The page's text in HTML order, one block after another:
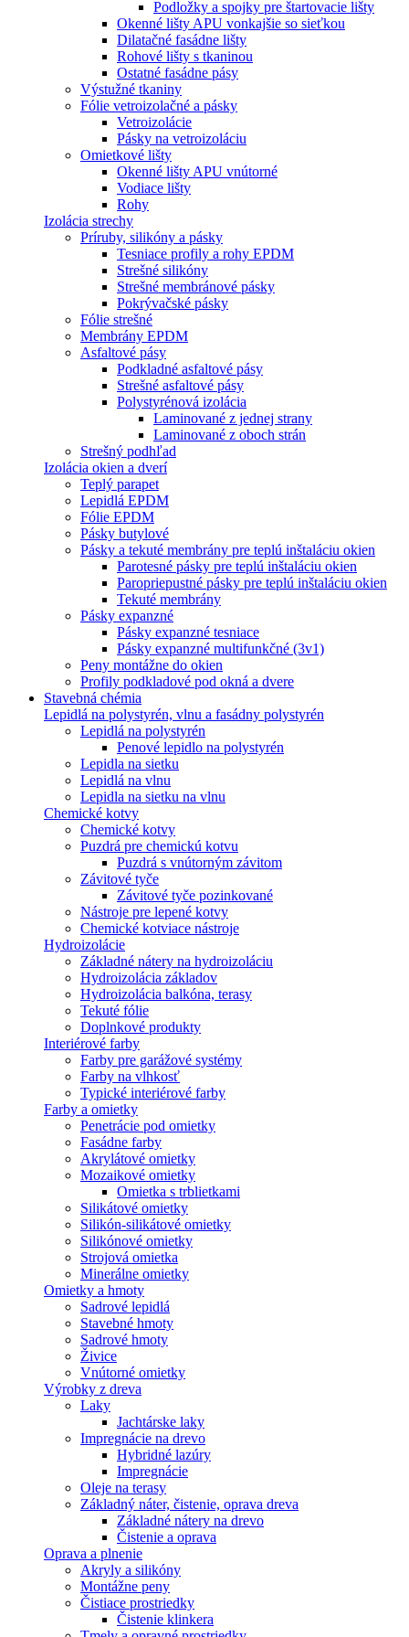
Podložky a spojky pre štartovacie lišty
Okenné lišty APU vonkajšie so sieťkou
Dilatačné fasádne lišty
Rohové lišty s tkaninou
Ostatné fasádne pásy
Výstužné tkaniny
Fólie vetroizolačné a pásky
Vetroizolácie
Pásky na vetroizoláciu
Omietkové lišty
Okenné lišty APU vnútorné
Vodiace lišty
Rohy
Izolácia strechy
Príruby, silikóny a pásky
Tesniace profily a rohy EPDM
Strešné silikóny
Strešné membránové pásky
Pokrývačské pásky
Fólie strešné
Membrány EPDM
Asfaltové pásy
Podkladné asfaltové pásy
Strešné asfaltové pásy
Polystyrénová izolácia
Laminované z jednej strany
Laminované z oboch strán
Strešný podhľad
Izolácia okien a dverí
Teplý parapet
Lepidlá EPDM
Fólie EPDM
Pásky butylové
Pásky a tekuté membrány pre teplú inštaláciu okien
Parotesné pásky pre teplú inštaláciu okien
Paropriepustné pásky pre teplú inštaláciu okien
Tekuté membrány
Pásky expanzné
Pásky expanzné tesniace
Pásky expanzné multifunkčné (3v1)
Peny montážne do okien
Profily podkladové pod okná a dvere
Stavebná chémia
Lepidlá na polystyrén, vlnu a fasádny polystyrén
Lepidlá na polystyrén
Penové lepidlo na polystyrén
Lepidla na sietku
Lepidlá na vlnu
Lepidla na sietku na vlnu
Chemické kotvy
Chemické kotvy
Puzdrá pre chemickú kotvu
Puzdrá s vnútorným závitom
Závitové tyče
Závitové tyče pozinkované
Nástroje pre lepené kotvy
Chemické kotviace nástroje
Hydroizolácie
Základné nátery na hydroizoláciu
Hydroizolácia základov
Hydroizolácia balkóna, terasy
Tekuté fólie
Doplnkové produkty
Interiérové farby
Farby pre garážové systémy
Farby na vlhkosť
Typické interiérové farby
Farby a omietky
Penetrácie pod omietky
Fasádne farby
Akrylátové omietky
Mozaikové omietky
Omietka s trblietkami
Silikátové omietky
Silikón-silikátové omietky
Silikónové omietky
Strojová omietka
Minerálne omietky
Omietky a hmoty
Sadrové lepidlá
Stavebné hmoty
Sadrové hmoty
Živice
Vnútorné omietky
Výrobky z dreva
Laky
Jachtárske laky
Impregnácie na drevo
Hybridné lazúry
Impregnácie
Oleje na terasy
Základný náter, čistenie, oprava dreva
Základné nátery na drevo
Čistenie a oprava
Oprava a plnenie
Akryly a silikóny
Montážne peny
Čistiace prostriedky
Čistenie klinkera